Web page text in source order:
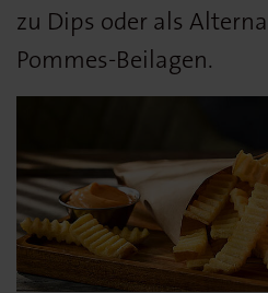
zu Dips oder als
Pommes-Beilagen.